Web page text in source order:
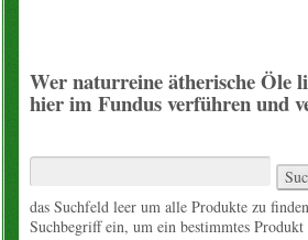
Glas-Flaschen
WECK
Ätherische Öle
Wer naturreine ätherische Öle
hier im Fundus verführen und
das Suchfeld leer um alle Produkte zu
Suchbegriff ein, um ein bestimmtes Produkt